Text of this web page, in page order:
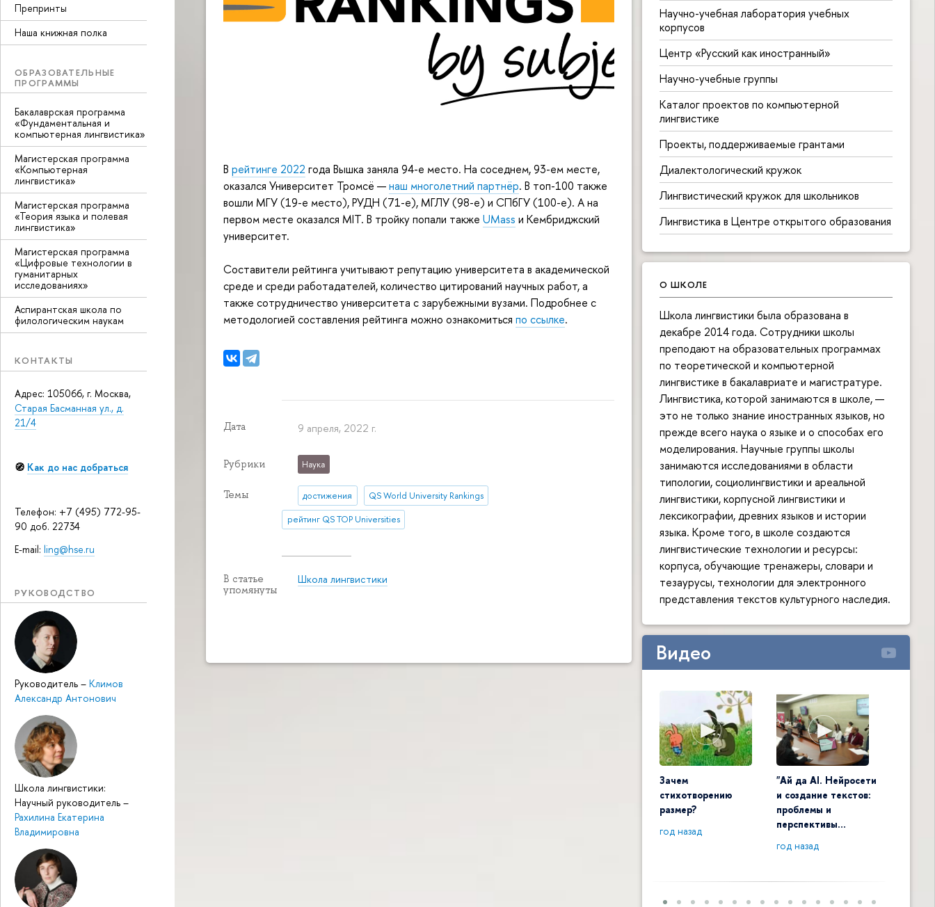
Препринты
Наша книжная полка
ОБРАЗОВАТЕЛЬНЫЕ
ПРОГРАММЫ
Бакалаврская программа
«Фундаментальная и
компьютерная лингвистика»
Магистерская программа
«Компьютерная
лингвистика»
Магистерская программа
«Теория языка и полевая
лингвистика»
Магистерская программа
«Цифровые технологии в
гуманитарных
исследованиях»
Аспирантская школа по
филологическим наукам
КОНТАКТЫ
Адрес: 105066, г. Москва,
Старая Басманная ул., д.
21/4
🧭 Как до нас добраться
Телефон: +7 (495) 772-95-
90 доб. 22734
E-mail: ling@hse.ru
РУКОВОДСТВО
Руководитель – Климов
Александр Антонович
Школа лингвистики:
Научный руководитель –
Рахилина Екатерина
Владимировна
Научно-учебная лаборатория учебных
корпусов
Центр «Русский как иностранный»
Научно-учебные группы
Каталог проектов по компьютерной
лингвистике
Проекты, поддерживаемые грантами
Диалектологический кружок
Лингвистический кружок для школьников
Лингвистика в Центре открытого образования
О ШКОЛЕ
Школа лингвистики была образована в
декабре 2014 года. Сотрудники школы
преподают на образовательных программах
по теоретической и компьютерной
лингвистике в бакалавриате и магистратуре.
Лингвистика, которой занимаются в школе, —
это не только знание иностранных языков, но
прежде всего наука о языке и о способах его
моделирования. Научные группы школы
занимаются исследованиями в области
типологии, социолингвистики и ареальной
лингвистики, корпусной лингвистики и
лексикографии, древних языков и истории
языка. Кроме того, в школе создаются
лингвистические технологии и ресурсы:
корпуса, обучающие тренажеры, словари и
тезаурусы, технологии для электронного
представления текстов культурного наследия.
Видео
Зачем
стихотворению
размер?
год назад
"Ай да AI. Нейросети
и создание текстов:
проблемы и
перспективы…
год назад
В рейтинге 2022 года Вышка заняла 94-е место. На соседнем, 93-ем месте,
оказался Университет Тромсё —наш многолетний партнёр. В топ-100 также
вошли МГУ (19-е место), РУДН (71-е), МГЛУ (98-е) и СПбГУ (100-е). А на
первом месте оказался MIT. В тройку попали также UMass и Кембриджский
университет.
Составители рейтинга учитывают репутацию университета в академической
среде и среди работадателей, количество цитирований научных работ, а
также сотрудничество университета с зарубежными вузами. Подробнее с
методологией составления рейтинга можно ознакомиться по ссылке.
Дата 9 апреля, 2022 г.
Рубрики Наука
Темы достижения QS World University Rankings
рейтинг QS TOP Universities
В статье
упомянуты
Школа лингвистики